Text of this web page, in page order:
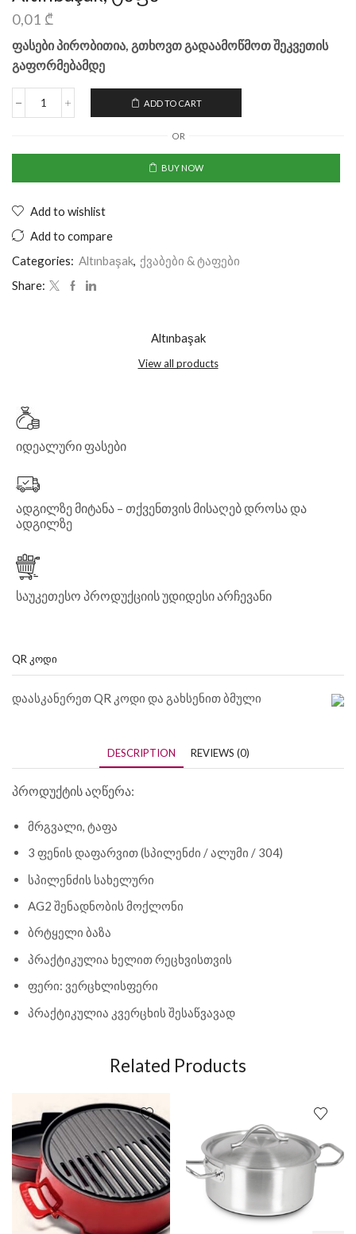
0,01 ₾
ფასები პირობითია, გთხოვთ გადაამოწმოთ შეკვეთის
გაფორმებამდე
ADD TO CART
OR
BUY NOW
Add to wishlist
Add to compare
Categories: Altınbaşak, ქვაბები & ტაფები
Share:
Altınbaşak
View all products
იდეალური ფასები
ადგილზე მიტანა – თქვენთვის მისაღებ დროსა და
ადგილზე
საუკეთესო პროდუქციის უდიდესი არჩევანი
QR ᲙᲝᲓᲘ
დაასკანერეთ QR კოდი და გახსენით ბმული
DESCRIPTION REVIEWS (0)
პროდუქტის აღწერა:
მრგვალი, ტაფა
3 ფენის დაფარვით (სპილენძი / ალუმი / 304)
სპილენძის სახელური
AG2 შენადნობის მოქლონი
ბრტყელი ბაზა
პრაქტიკულია ხელით რეცხვისთვის
ფერი: ვერცხლისფერი
პრაქტიკულია კვერცხის შესაწვავად
Related Products